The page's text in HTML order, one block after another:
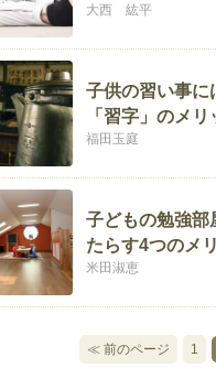
大西 紘平
子供の習い事に
「習字」のメリ
福田玉庭
子どもの勉強部
たらす4つのメ
米田淑恵
≪ 前のページ 1